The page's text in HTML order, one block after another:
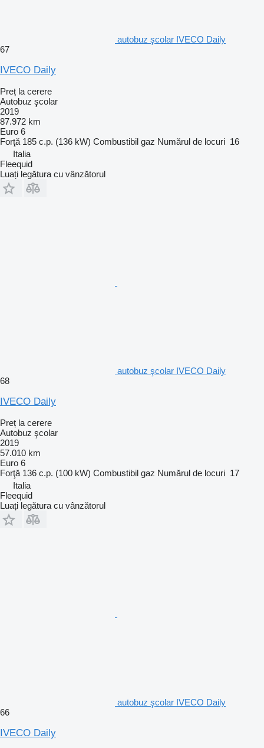
autobuz şcolar IVECO Daily
67
IVECO Daily
Preț la cerere
Autobuz şcolar
2019
87.972 km
Euro 6
Forţă 185 c.p. (136 kW) Combustibil gaz Numărul de locuri 16
Italia
Fleequid
Luați legătura cu vânzătorul
autobuz şcolar IVECO Daily
68
IVECO Daily
Preț la cerere
Autobuz şcolar
2019
57.010 km
Euro 6
Forţă 136 c.p. (100 kW) Combustibil gaz Numărul de locuri 17
Italia
Fleequid
Luați legătura cu vânzătorul
autobuz şcolar IVECO Daily
66
IVECO Daily